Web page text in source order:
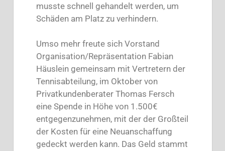
musste schnell gehandelt werden, um
Schäden am Platz zu verhindern.
Umso mehr freute sich Vorstand
Organisation/Repräsentation Fabian
Häuslein gemeinsam mit Vertretern der
Tennisabteilung, im Oktober von
Privatkundenberater Thomas Fersch
eine Spende in Höhe von 1.500€
entgegenzunehmen, mit der der Großteil
der Kosten für eine Neuanschaffung
gedeckt werden kann. Das Geld stammt